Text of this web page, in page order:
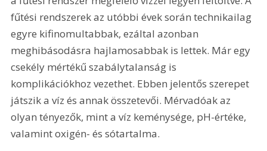
fűtési rendszerek az utóbbi évek során technikailag
egyre kifinomultabbak, ezáltal azonban
meghibásodásra hajlamosabbak is lettek. Már egy
csekély mértékű szabálytalanság is
komplikációkhoz vezethet. Ebben jelentős szerepet
játszik a víz és annak összetevői. Mérvadóak az
olyan tényezők, mint a víz keménysége, pH-értéke,
valamint oxigén- és sótartalma.